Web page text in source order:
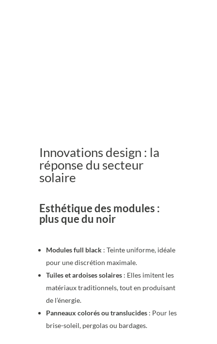
Innovations design : la
réponse du secteur
solaire
Esthétique des modules :
plus que du noir
Modules full black: Teinte uniforme, idéale
pour une discrétion maximale.
Tuiles et ardoises solaires: Elles imitent les
matériaux traditionnels, tout en produisant
de l’énergie.
Panneaux colorés ou translucides: Pour les
brise-soleil, pergolas ou bardages.